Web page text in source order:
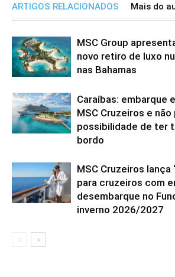
ARTIGOS RELACIONADOS Mais do
MSC Group
novo retiro de luxo
nas Bahamas
Caraíbas: embarque
MSC Cruzeiros e não
possibilidade de ter
bordo
MSC Cruzeiros lança
para cruzeiros com
desembarque no
inverno 2026/2027